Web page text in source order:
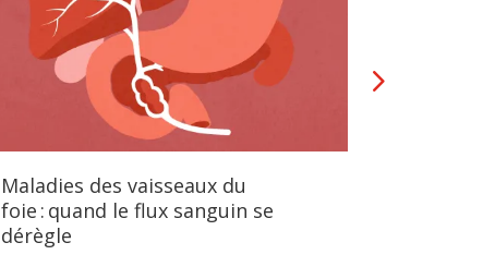
Maladies des vaisseaux du
foie : quand le flux sanguin se
dérègle